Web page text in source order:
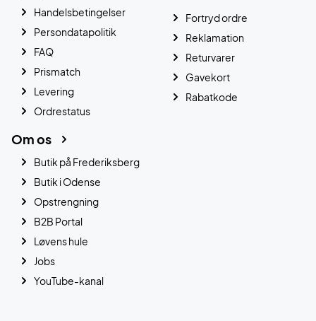
Handelsbetingelser
Persondatapolitik
FAQ
Prismatch
Levering
Ordrestatus
Fortryd ordre
Reklamation
Returvarer
Gavekort
Rabatkode
Om os
Butik på Frederiksberg
Butik i Odense
Opstrengning
B2B Portal
Løvens hule
Jobs
YouTube-kanal